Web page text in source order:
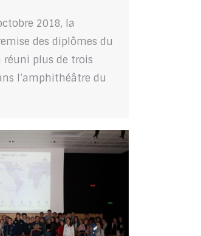
2018, la
des diplômes du
réuni plus de trois
l’amphithéâtre du